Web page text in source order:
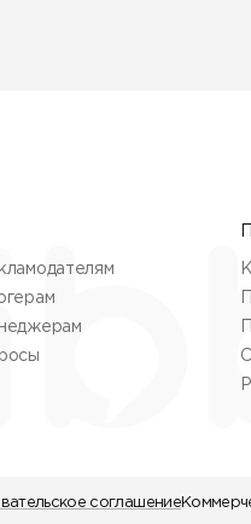
соглашение